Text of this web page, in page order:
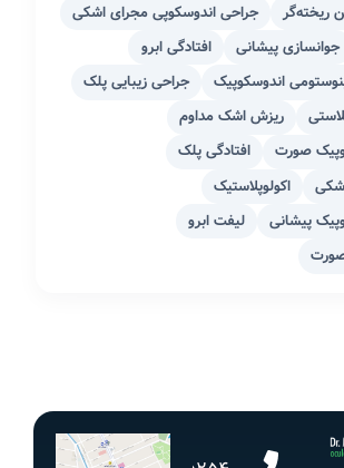
ریخته‌گر
جراحی اندوسکوپی مجرای اشکی
جوانسازی پیشانی
افتادگی ابرو
اندوسکوپیک
جراحی زیبایی پلک
ریزش اشک مداوم
صورت
افتادگی پلک
اکولوپلاستیک
پیشانی
لیفت ابرو